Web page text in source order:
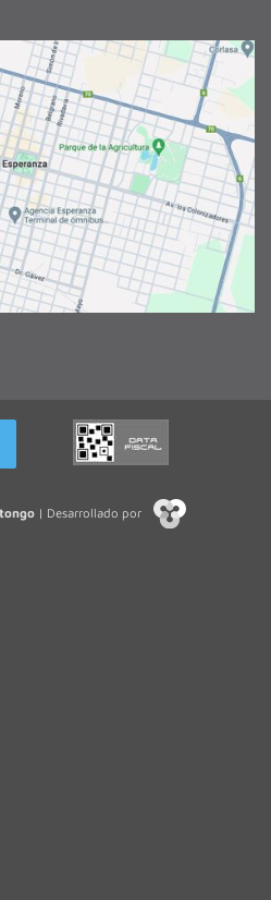
| Desarrollado por